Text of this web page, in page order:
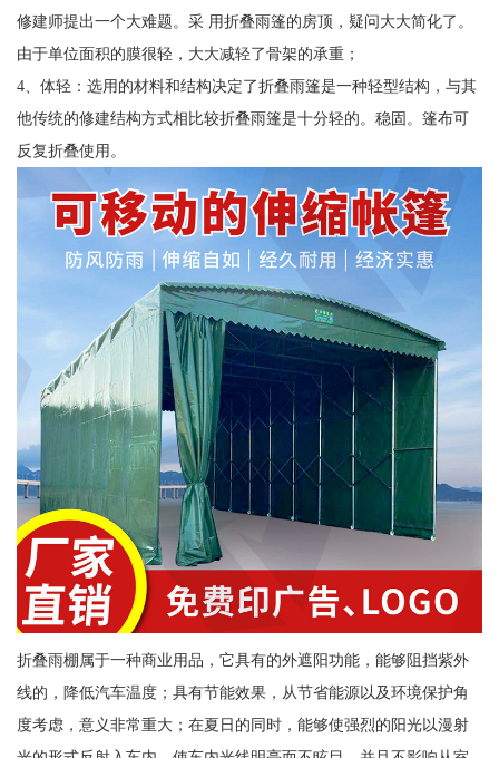
修建师提出一个大难题。采 用折叠雨篷的房顶，疑问大大简化了。
由于单位面积的膜很轻，大大减轻了骨架的承重；
4、体轻：选用的材料和结构决定了折叠雨篷是一种轻型结构，与其
他传统的修建结构方式相比较折叠雨篷是十分轻的。稳固。篷布可
反复折叠使用。
折叠雨棚属于一种商业用品，它具有的外遮阳功能，能够阻挡紫外
线的，降低汽车温度；具有节能效果，从节省能源以及环境保护角
度考虑，意义非常重大；在夏日的同时，能够使强烈的阳光以漫射